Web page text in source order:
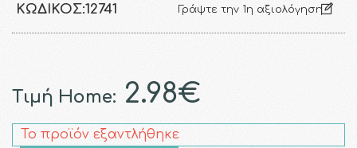
ΚΩΔΙΚΌΣ:12741 Γράψτε την 1η αξιολόγηση
Τιμή Home: 2.98€
Το προϊόν εξαντλήθηκε